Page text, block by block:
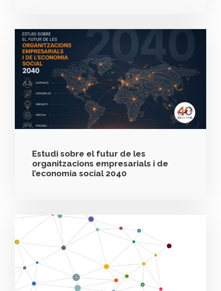
Estudi sobre el futur de les
organitzacions empresarials i de
l’economia social 2040